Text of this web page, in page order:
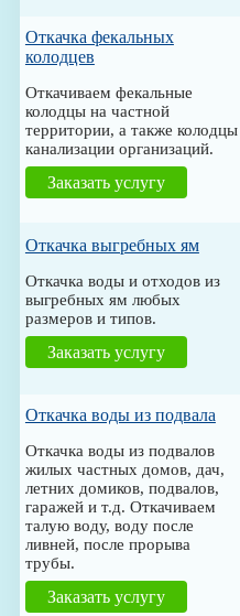
Откачка фекальных
колодцев
Откачиваем фекальные
колодцы на частной
территории, а также колодцы
канализации организаций.
Заказать услугу
Откачка выгребных ям
Откачка воды и отходов из
выгребных ям любых
размеров и типов.
Заказать услугу
Откачка воды из подвала
Откачка воды из подвалов
жилых частных домов, дач,
летних домиков, подвалов,
гаражей и т.д. Откачиваем
талую воду, воду после
ливней, после прорыва
трубы.
Заказать услугу